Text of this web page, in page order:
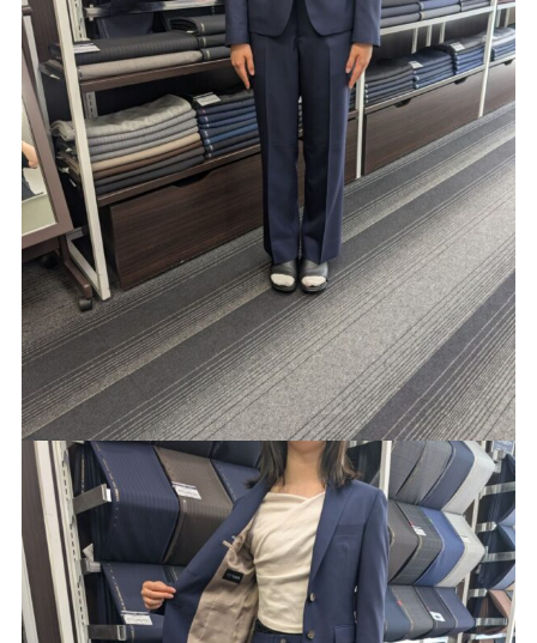
公
式
Youtube
公
式
Facebook
公
式
Twitter
公
式
Instagram
公
式
LINE